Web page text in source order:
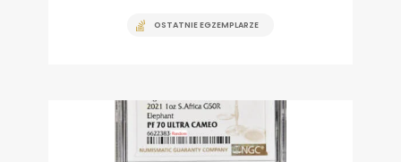
OSTATNIE EGZEMPLARZE